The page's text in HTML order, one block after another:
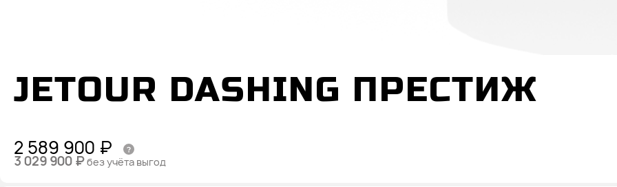
JETOUR DASHING ПРЕСТИЖ
2 589 900 ₽
3 029 900 ₽без учёта выгод